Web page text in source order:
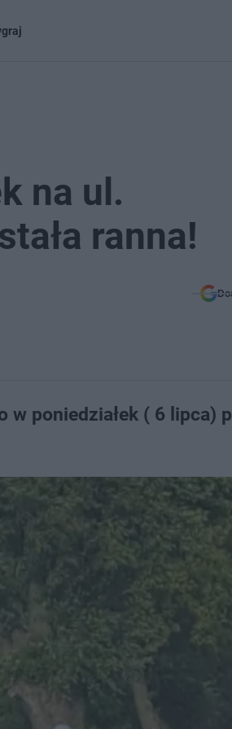
na ul.
ranna!
w poniedziałek ( 6 lipca)